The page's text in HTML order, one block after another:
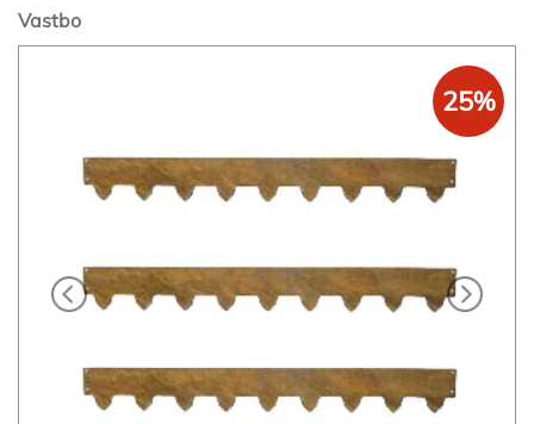
Vastbo
bildgalleriet
25%